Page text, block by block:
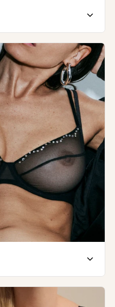
visuelle fylde,
med støtte eller
bh fordeler
ser mindre og
tøjet, samtidig
naturlig og flot form.
til hverdagen,
silhuet under
tætsiddende kjoler. I
du minimizer-bh’er
skåle, afhængigt af
du minimizer-bh’er
af vores
kanter og
er ideelle under
gennemsigtigt tøj –
gør dem
halsudskæring.